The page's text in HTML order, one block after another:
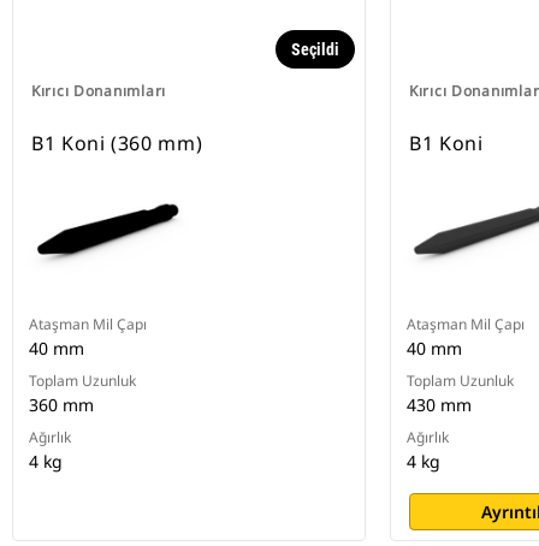
Kırıcı Donanımları
Seçildi
B1 Koni (360 mm)
Ataşman Mil Çapı
40 mm
Toplam Uzunluk
360 mm
Ağırlık
4 kg
Kırıcı
B1 Koni
Ataşman Mil Çapı
40 mm
Toplam Uzunluk
430 mm
Ağırlık
4 kg